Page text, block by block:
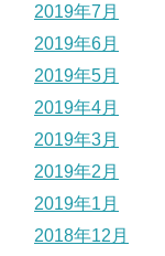
2019年7月
2019年6月
2019年5月
2019年4月
2019年3月
2019年2月
2019年1月
2018年12月